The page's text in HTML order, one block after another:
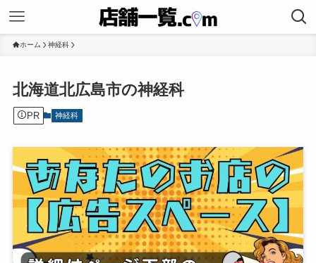
ホーム 神経科
北海道北広島市の神経科
PR 神経科